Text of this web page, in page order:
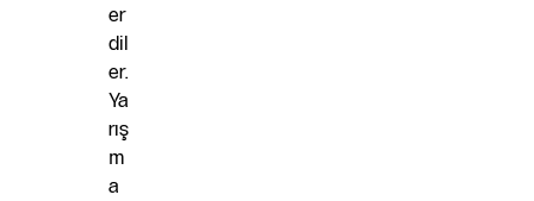
er
dil
er.
Ya
rış
m
a